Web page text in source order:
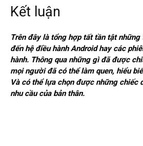
Kết luận
Trên đây là tổng hợp tất tần tật những
đến hệ điều hành Android hay các
hành. Thông qua những gì đã được
mọi người đã có thể làm quen, hiểu
Và có thể lựa chọn được những chiếc
nhu cầu của bản thân.